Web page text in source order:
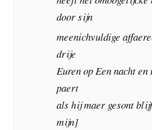
door sijn
meenichvuldige
drije
Euren op Een nacht
paert
als hij maer gesont
mijn]